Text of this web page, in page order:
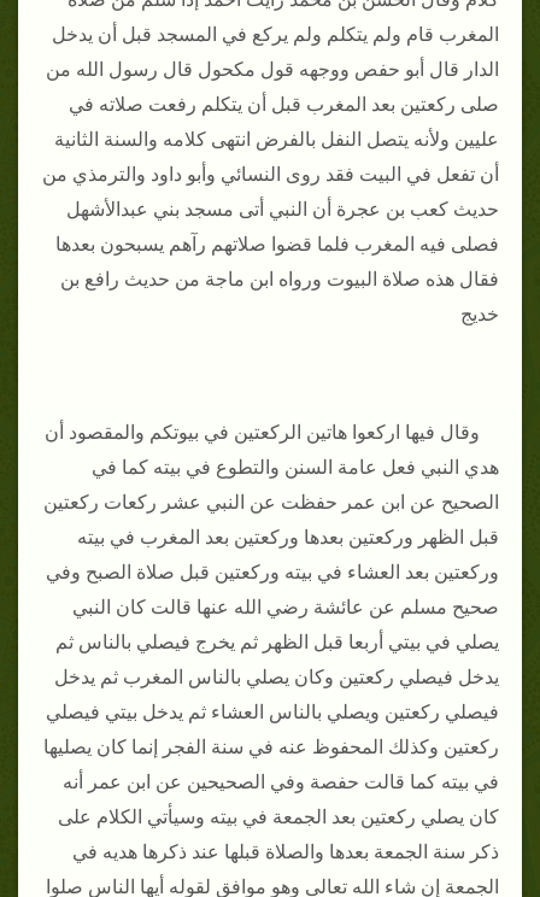
المغرب قام ولم يتكلم ولم يركع في المسجد قبل أن يدخل
الدار قال أبو حفص ووجهه قول مكحول قال رسول الله من
صلى ركعتين بعد المغرب قبل أن يتكلم رفعت صلاته في
عليين ولأنه يتصل النفل بالفرض انتهى كلامه والسنة الثانية
أن تفعل في البيت فقد روى النسائي وأبو داود والترمذي من
حديث كعب بن عجرة أن النبي أتى مسجد بني عبدالأشهل
فصلى فيه المغرب فلما قضوا صلاتهم رآهم يسبحون بعدها
فقال هذه صلاة البيوت ورواه ابن ماجة من حديث رافع بن
خديج
وقال فيها اركعوا هاتين الركعتين في بيوتكم والمقصود أن
هدي النبي فعل عامة السنن والتطوع في بيته كما في
الصحيح عن ابن عمر حفظت عن النبي عشر ركعات ركعتين
قبل الظهر وركعتين بعدها وركعتين بعد المغرب في بيته
وركعتين بعد العشاء في بيته وركعتين قبل صلاة الصبح وفي
صحيح مسلم عن عائشة رضي الله عنها قالت كان النبي
يصلي في بيتي أربعا قبل الظهر ثم يخرج فيصلي بالناس ثم
يدخل فيصلي ركعتين وكان يصلي بالناس المغرب ثم يدخل
فيصلي ركعتين ويصلي بالناس العشاء ثم يدخل بيتي فيصلي
ركعتين وكذلك المحفوظ عنه في سنة الفجر إنما كان يصليها
في بيته كما قالت حفصة وفي الصحيحين عن ابن عمر أنه
كان يصلي ركعتين بعد الجمعة في بيته وسيأتي الكلام على
ذكر سنة الجمعة بعدها والصلاة قبلها عند ذكرها هديه في
الجمعة إن شاء الله تعالى وهو موافق لقوله أيها الناس صلوا